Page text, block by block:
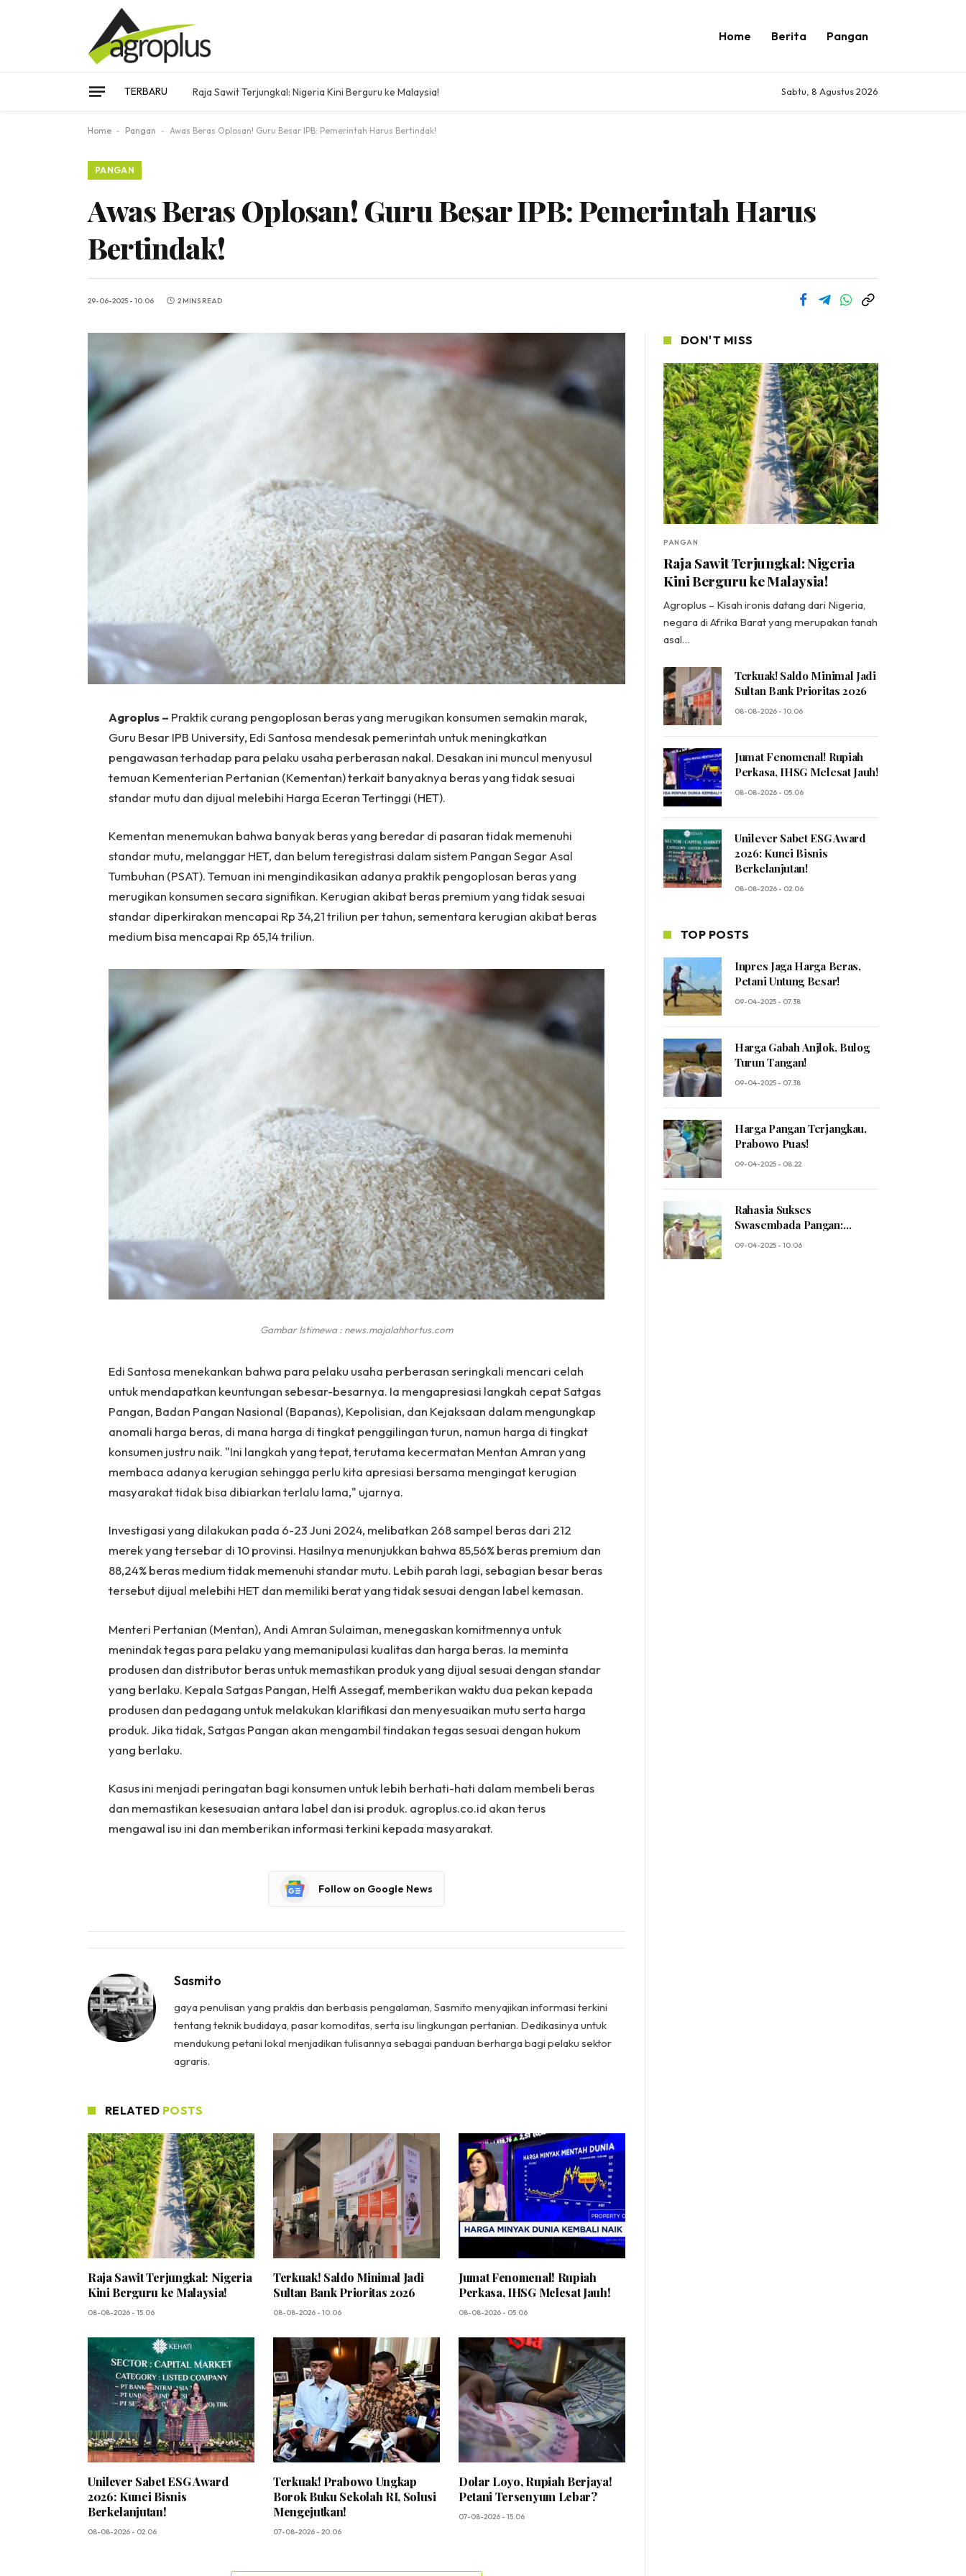
Home Berita Pangan
TERBARU Raja Sawit Terjungkal: Nigeria Kini Berguru ke Malaysia! Sabtu, 8 Agustus 2026
Home - Pangan - Awas Beras Oplosan! Guru Besar IPB: Pemerintah Harus Bertindak!
PANGAN
Awas Beras Oplosan! Guru Besar IPB: Pemerintah Harus
Bertindak!
29-06-2025 - 10.06 2 MINS READ
Agroplus – Praktik curang pengoplosan beras yang merugikan konsumen semakin marak,
Guru Besar IPB University, Edi Santosa mendesak pemerintah untuk meningkatkan
pengawasan terhadap para pelaku usaha perberasan nakal. Desakan ini muncul menyusul
temuan Kementerian Pertanian (Kementan) terkait banyaknya beras yang tidak sesuai
standar mutu dan dijual melebihi Harga Eceran Tertinggi (HET).
Kementan menemukan bahwa banyak beras yang beredar di pasaran tidak memenuhi
standar mutu, melanggar HET, dan belum teregistrasi dalam sistem Pangan Segar Asal
Tumbuhan (PSAT). Temuan ini mengindikasikan adanya praktik pengoplosan beras yang
merugikan konsumen secara signifikan. Kerugian akibat beras premium yang tidak sesuai
standar diperkirakan mencapai Rp 34,21 triliun per tahun, sementara kerugian akibat beras
medium bisa mencapai Rp 65,14 triliun.
Gambar Istimewa : news.majalahhortus.com
Edi Santosa menekankan bahwa para pelaku usaha perberasan seringkali mencari celah
untuk mendapatkan keuntungan sebesar-besarnya. Ia mengapresiasi langkah cepat Satgas
Pangan, Badan Pangan Nasional (Bapanas), Kepolisian, dan Kejaksaan dalam mengungkap
anomali harga beras, di mana harga di tingkat penggilingan turun, namun harga di tingkat
konsumen justru naik. "Ini langkah yang tepat, terutama kecermatan Mentan Amran yang
membaca adanya kerugian sehingga perlu kita apresiasi bersama mengingat kerugian
masyarakat tidak bisa dibiarkan terlalu lama," ujarnya.
Investigasi yang dilakukan pada 6-23 Juni 2024, melibatkan 268 sampel beras dari 212
merek yang tersebar di 10 provinsi. Hasilnya menunjukkan bahwa 85,56% beras premium dan
88,24% beras medium tidak memenuhi standar mutu. Lebih parah lagi, sebagian besar beras
tersebut dijual melebihi HET dan memiliki berat yang tidak sesuai dengan label kemasan.
Menteri Pertanian (Mentan), Andi Amran Sulaiman, menegaskan komitmennya untuk
menindak tegas para pelaku yang memanipulasi kualitas dan harga beras. Ia meminta
produsen dan distributor beras untuk memastikan produk yang dijual sesuai dengan standar
yang berlaku. Kepala Satgas Pangan, Helfi Assegaf, memberikan waktu dua pekan kepada
produsen dan pedagang untuk melakukan klarifikasi dan menyesuaikan mutu serta harga
produk. Jika tidak, Satgas Pangan akan mengambil tindakan tegas sesuai dengan hukum
yang berlaku.
Kasus ini menjadi peringatan bagi konsumen untuk lebih berhati-hati dalam membeli beras
dan memastikan kesesuaian antara label dan isi produk. agroplus.co.id akan terus
mengawal isu ini dan memberikan informasi terkini kepada masyarakat.
Follow on Google News
Sasmito
gaya penulisan yang praktis dan berbasis pengalaman, Sasmito menyajikan informasi terkini
tentang teknik budidaya, pasar komoditas, serta isu lingkungan pertanian. Dedikasinya untuk
mendukung petani lokal menjadikan tulisannya sebagai panduan berharga bagi pelaku sektor
agraris.
RELATED POSTS
Raja Sawit Terjungkal: Nigeria
Kini Berguru ke Malaysia!
08-08-2026 - 15.06
Terkuak! Saldo Minimal Jadi
Sultan Bank Prioritas 2026
08-08-2026 - 10.06
Jumat Fenomenal! Rupiah
Perkasa, IHSG Melesat Jauh!
08-08-2026 - 05.06
Unilever Sabet ESG Award
2026: Kunci Bisnis
Berkelanjutan!
08-08-2026 - 02.06
Terkuak! Prabowo Ungkap
Borok Buku Sekolah RI, Solusi
Mengejutkan!
07-08-2026 - 20.06
Dolar Loyo, Rupiah Berjaya!
Petani Tersenyum Lebar?
07-08-2026 - 15.06
DON'T MISS
PANGAN
Raja Sawit Terjungkal: Nigeria
Kini Berguru ke Malaysia!
Agroplus – Kisah ironis datang dari Nigeria,
negara di Afrika Barat yang merupakan tanah
asal…
Terkuak! Saldo Minimal Jadi
Sultan Bank Prioritas 2026
08-08-2026 - 10.06
Jumat Fenomenal! Rupiah
Perkasa, IHSG Melesat Jauh!
08-08-2026 - 05.06
Unilever Sabet ESG Award
2026: Kunci Bisnis
Berkelanjutan!
08-08-2026 - 02.06
TOP POSTS
Inpres Jaga Harga Beras,
Petani Untung Besar!
09-04-2025 - 07.38
Harga Gabah Anjlok, Bulog
Turun Tangan!
09-04-2025 - 07.38
Harga Pangan Terjangkau,
Prabowo Puas!
09-04-2025 - 08.22
Rahasia Sukses
Swasembada Pangan:
Prabowo Ungkap Sosok
09-04-2025 - 10.06